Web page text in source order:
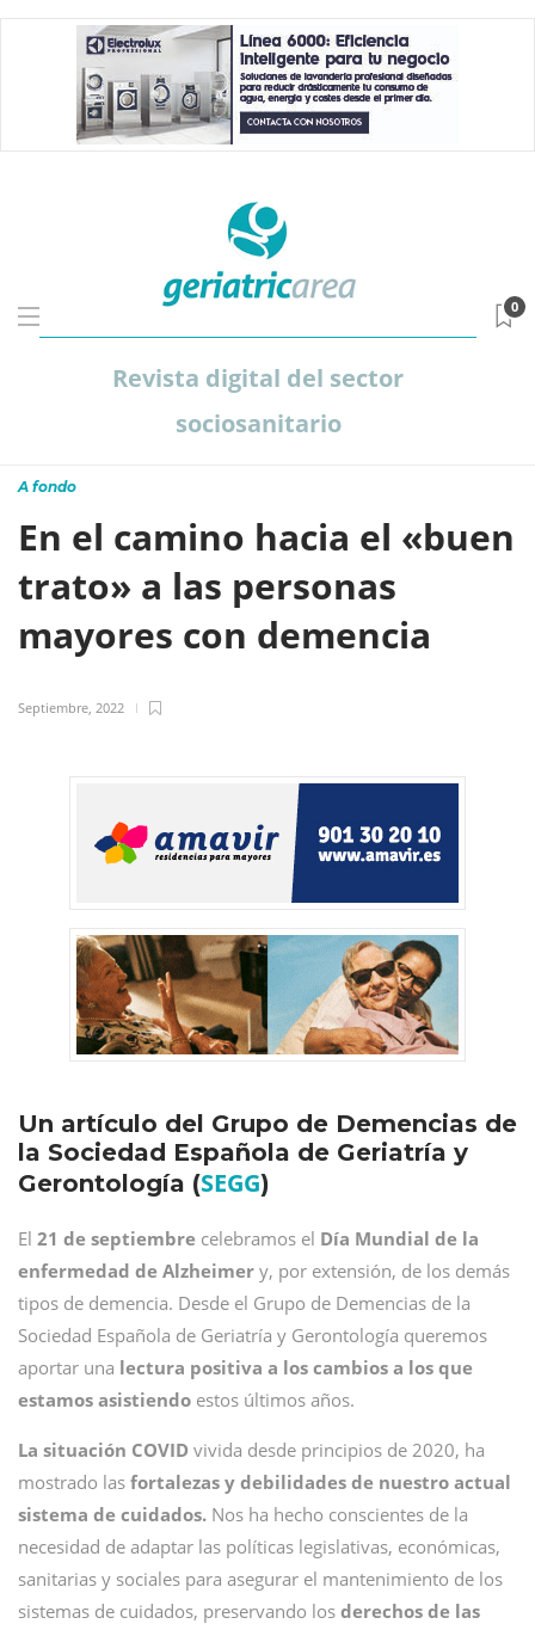
Revista digital del sector
sociosanitario
0
A fondo
En el camino hacia el «buen
trato» a las personas
mayores con demencia
Septiembre, 2022
Un artículo del Grupo de Demencias de
la Sociedad Española de Geriatría y
Gerontología (SEGG)
El 21 de septiembre celebramos el Día Mundial de la
enfermedad de Alzheimer y, por extensión, de los demás
tipos de demencia. Desde el Grupo de Demencias de la
Sociedad Española de Geriatría y Gerontología queremos
aportar una lectura positiva a los cambios a los que
estamos asistiendo estos últimos años.
La situación COVID vivida desde principios de 2020, ha
mostrado las fortalezas y debilidades de nuestro actual
sistema de cuidados. Nos ha hecho conscientes de la
necesidad de adaptar las políticas legislativas, económicas,
sanitarias y sociales para asegurar el mantenimiento de los
sistemas de cuidados, preservando los derechos de las